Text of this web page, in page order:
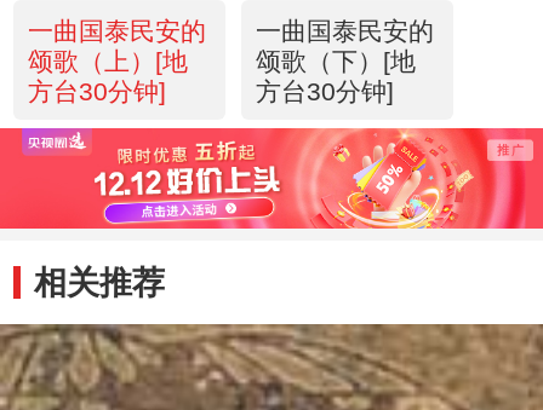
一曲国泰民安的
颂歌（上）[地
方台30分钟]
一曲国泰民安的
颂歌（下）[地
方台30分钟]
相关推荐